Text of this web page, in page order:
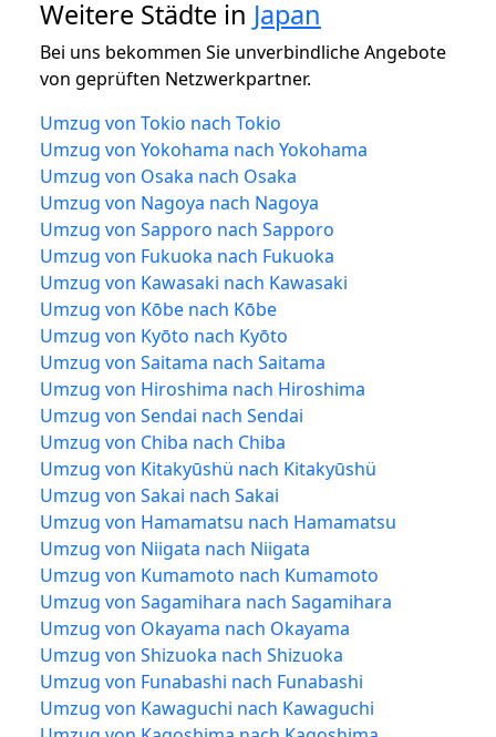
Weitere Städte in Japan
Bei uns bekommen Sie unverbindliche Angebote
von geprüften Netzwerkpartner.
Umzug von Tokio nach Tokio
Umzug von Yokohama nach Yokohama
Umzug von Osaka nach Osaka
Umzug von Nagoya nach Nagoya
Umzug von Sapporo nach Sapporo
Umzug von Fukuoka nach Fukuoka
Umzug von Kawasaki nach Kawasaki
Umzug von Kōbe nach Kōbe
Umzug von Kyōto nach Kyōto
Umzug von Saitama nach Saitama
Umzug von Hiroshima nach Hiroshima
Umzug von Sendai nach Sendai
Umzug von Chiba nach Chiba
Umzug von Kitakyūshü nach Kitakyūshü
Umzug von Sakai nach Sakai
Umzug von Hamamatsu nach Hamamatsu
Umzug von Niigata nach Niigata
Umzug von Kumamoto nach Kumamoto
Umzug von Sagamihara nach Sagamihara
Umzug von Okayama nach Okayama
Umzug von Shizuoka nach Shizuoka
Umzug von Funabashi nach Funabashi
Umzug von Kawaguchi nach Kawaguchi